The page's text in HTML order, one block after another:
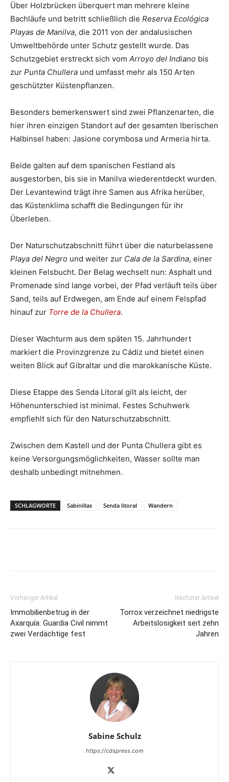
Über Holzbrücken überquert man mehrere kleine
Bachläufe und betritt schließlich die Reserva Ecológica
Playas de Manilva, die 2011 von der andalusischen
Umweltbehörde unter Schutz gestellt wurde. Das
Schutzgebiet erstreckt sich vom Arroyo del Indiano bis
zur Punta Chullera und umfasst mehr als 150 Arten
geschützter Küstenpflanzen.
Besonders bemerkenswert sind zwei Pflanzenarten, die
hier ihren einzigen Standort auf der gesamten Iberischen
Halbinsel haben: Jasione corymbosa und Armeria hirta.
Beide galten auf dem spanischen Festland als
ausgestorben, bis sie in Manilva wiederentdeckt wurden.
Der Levantewind trägt ihre Samen aus Afrika herüber,
das Küstenklima schafft die Bedingungen für ihr
Überleben.
Der Naturschutzabschnitt führt über die naturbelassene
Playa del Negro und weiter zur Cala de la Sardina, einer
kleinen Felsbucht. Der Belag wechselt nun: Asphalt und
Promenade sind lange vorbei, der Pfad verläuft teils über
Sand, teils auf Erdwegen, am Ende auf einem Felspfad
hinauf zur Torre de la Chullera.
Dieser Wachturm aus dem späten 15. Jahrhundert
markiert die Provinzgrenze zu Cádiz und bietet einen
weiten Blick auf Gibraltar und die marokkanische Küste.
Diese Etappe des Senda Litoral gilt als leicht, der
Höhenunterschied ist minimal. Festes Schuhwerk
empfiehlt sich für den Naturschutzabschnitt.
Zwischen dem Kastell und der Punta Chullera gibt es
keine Versorgungsmöglichkeiten, Wasser sollte man
deshalb unbedingt mitnehmen.
SCHLAGWORTE Sabinillas Senda litoral Wandern
Vorheriger Artikel
Immobilienbetrug in der
Axarquía: Guardia Civil nimmt
zwei Verdächtige fest
Nächster Artikel
Torrox verzeichnet niedrigste
Arbeitslosigkeit seit zehn
Jahren
Sabine Schulz
https://cdspress.com